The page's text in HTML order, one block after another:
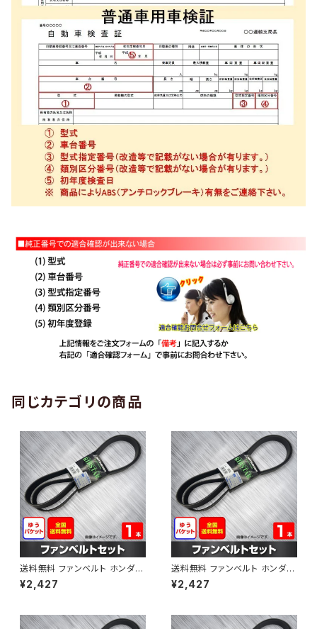
同じカテゴリの商品
送料無料 ファンベルト ホンダ
ゼスト 型式JE1 H18.03～H24.
11 （国内トップメーカー） 1本 H
¥2,427
送料無料 ファンベルト ホンダ ラ
イフ 型式JB6 H15.09～H20.1
1 （国内トップメーカー） 1本 HA
¥2,427